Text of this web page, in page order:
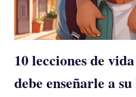
10 lecciones de
debe enseñarle a